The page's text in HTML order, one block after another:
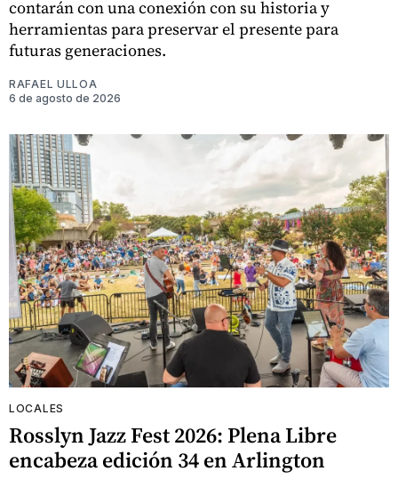
contarán con una conexión con su historia y
herramientas para preservar el presente para
futuras generaciones.
RAFAEL ULLOA
6 de agosto de 2026
LOCALES
Rosslyn Jazz Fest 2026: Plena Libre
encabeza edición 34 en Arlington